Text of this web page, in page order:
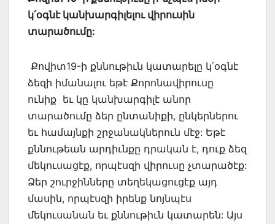
կ՛օգնէ կանխարգիլելու վիրուսին
տարածումը:
Քովիտ19-ի քննութիւն կատարելը կ՛օգնէ
ձեզի իմանալու եթէ Քորոնավիրուսը
ունիք եւ կը կանխարգիլէ անոր
տարածումը ձեր ընտանիքի, ընկերներու
եւ համայնքի շրջանակներուն մէջ: Եթէ
քննութեան արդիւնքը դրական է, դուք ձեզ
մեկուսացէք, որպէսզի վիրուսը չտարածէք:
Ձեր շուրջինները տեղեկացուցէք այդ
մասին, որպէսզի իրենք նոյնպէս
մեկուսանան եւ քննութիւն կատարեն: Այս